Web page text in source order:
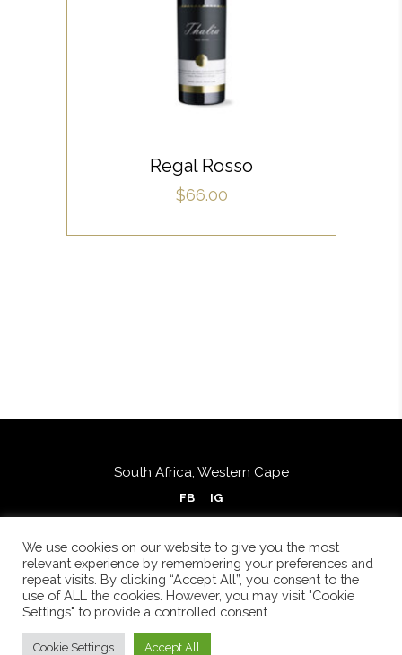
offendit adipisci quo id, ne vel
vidit facilisis aliquando. Nostrud
forensibus at vix. Ad qui
imperdiet dissentias. Mel eu
apeirian qui. Sed an justo
ubique vocent. Te nec.
Regal Rosso
$66.00
South Africa, Western Cape
FB IG
We use cookies on our website to give you the most
relevant experience by remembering your preferences and
repeat visits. By clicking “Accept All”, you consent to the
use of ALL the cookies. However, you may visit "Cookie
Settings" to provide a controlled consent.
Cookie Settings Accept All